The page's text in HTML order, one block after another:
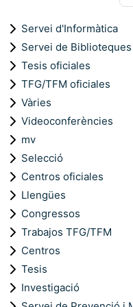
Servei d'Informàtica
Servei de
Tesis oficiales
TFG/TFM oficiales
Vàries
Videoconferències
mv
Selecció
Centros oficiales
Llengües
Congressos
Trabajos TFG/TFM
Centros
Tesis
Investigació